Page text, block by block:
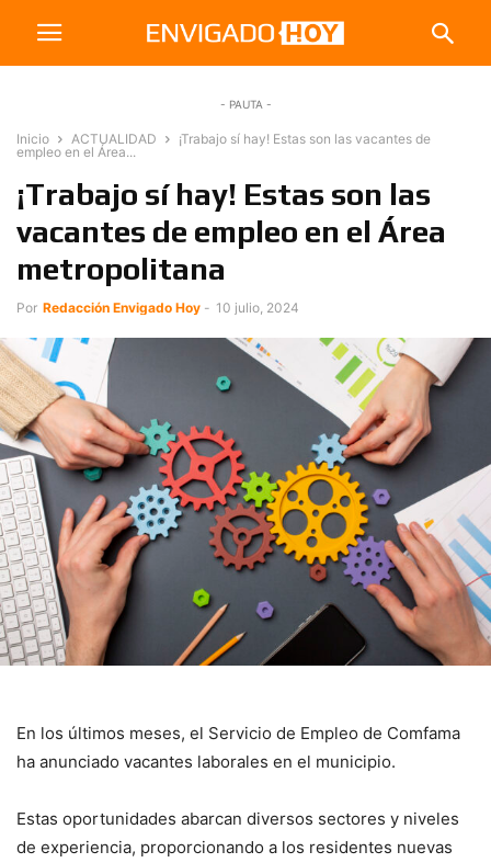
- PAUTA -
Inicio ACTUALIDAD
¡Trabajo sí hay! Estas son las vacantes de
empleo en el Área...
¡Trabajo sí hay! Estas son las
vacantes de empleo en el Área
metropolitana
Por Redacción Envigado Hoy - 10 julio, 2024
En los últimos meses, el Servicio de Empleo de Comfama
ha anunciado vacantes laborales en el municipio.
Estas oportunidades abarcan diversos sectores y niveles
de experiencia, proporcionando a los residentes nuevas